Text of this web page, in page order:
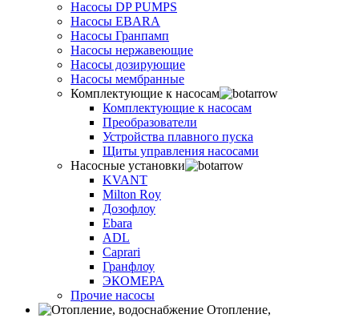
Насосы DP PUMPS
Насосы EBARA
Насосы Гранпамп
Насосы нержавеющие
Насосы дозирующие
Насосы мембранные
Комплектующие к насосам
Комплектующие к насосам
Преобразователи
Устройства плавного пуска
Щиты управления насосами
Насосные установки
KVANT
Milton Roy
Дозофлоу
Ebara
ADL
Caprari
Гранфлоу
ЭКОМЕРА
Прочие насосы
Отопление,